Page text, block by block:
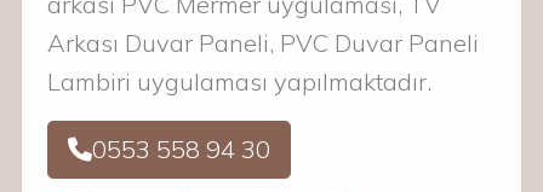
Arkası Duvar Paneli, PVC Duvar Paneli
Lambiri uygulaması yapılmaktadır.
0553 558 94 30